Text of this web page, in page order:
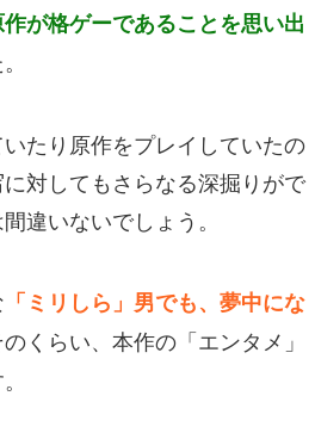
が格ゲーであることを思い出
たり原作をプレイしていたの
対してもさらなる深掘りがで
違いないでしょう。
「ミリしら」男でも、夢中にな
くらい、本作の「エンタメ」